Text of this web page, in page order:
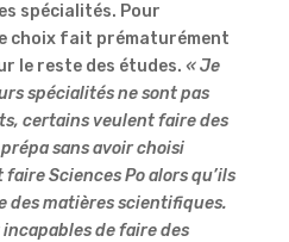
spécialités. Pour
choix fait prématurément
le reste des études. « Je
spécialités ne sont pas
certains veulent faire des
sans avoir choisi
Sciences Po alors qu’ils
des matières scientifiques.
incapables de faire des